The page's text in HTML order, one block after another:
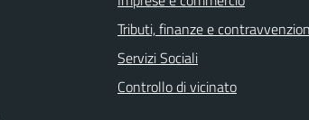
Tributi, finanze e
Servizi Sociali
Controllo di vicinato